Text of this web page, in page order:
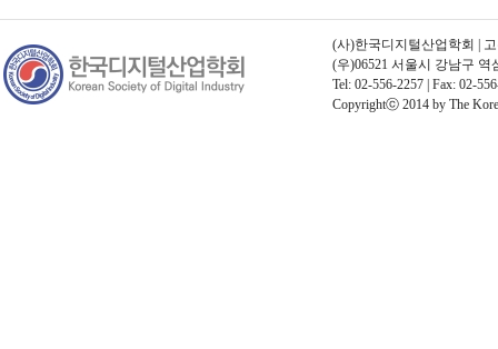
(사)한국디지털산업학회 |
(우)06521 서울시 강남구
Tel: 02-556-2257 | Fax: 02-
Copyrightⓒ 2014 by The